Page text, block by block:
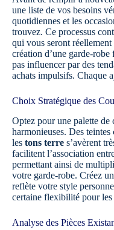
une liste de vos besoins
quotidiennes et les
trouvez. Ce processus
qui vous seront
création d’une garde-
pas influencer par des
achats impulsifs. Chaque
Choix Stratégique des
Optez pour une palette de
harmonieuses. Des teintes
les tons terre s’avèrent
facilitent l’association
permettant ainsi de
votre garde-robe. Créez
reflète votre style
certaine flexibilité pour les
Analyse des Pièces